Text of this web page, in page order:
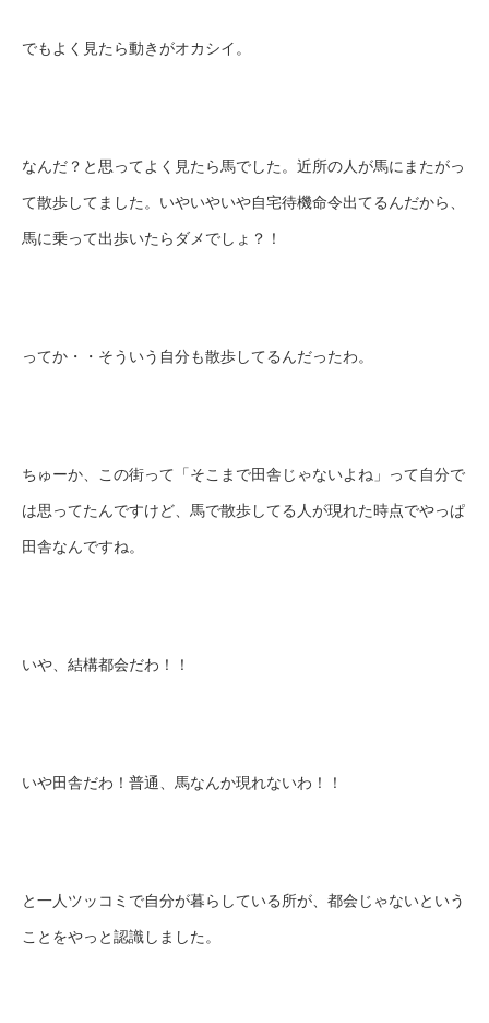
でもよく見たら動きがオカシイ。
なんだ？と思ってよく見たら馬でした。近所の人が馬にまたがっ
て散歩してました。いやいやいや自宅待機命令出てるんだから、
馬に乗って出歩いたらダメでしょ？！
ってか・・そういう自分も散歩してるんだったわ。
ちゅーか、この街って「そこまで田舎じゃないよね」って自分で
は思ってたんですけど、馬で散歩してる人が現れた時点でやっぱ
田舎なんですね。
いや、結構都会だわ！！
いや田舎だわ！普通、馬なんか現れないわ！！
と一人ツッコミで自分が暮らしている所が、都会じゃないという
ことをやっと認識しました。